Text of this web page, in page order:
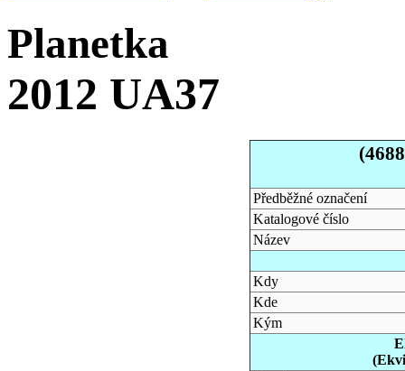
Planetka
2012 UA37
Předběžné označení
Katalogové číslo
Název
Kdy
Kde
Kým